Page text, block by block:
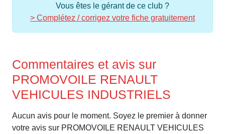
Vous êtes le gérant de ce club ?
> Complétez / corrigez votre fiche gratuitement
Commentaires et avis sur
PROMOVOILE RENAULT
VEHICULES INDUSTRIELS
Aucun avis pour le moment. Soyez le premier à donner
votre avis sur PROMOVOILE RENAULT VEHICULES